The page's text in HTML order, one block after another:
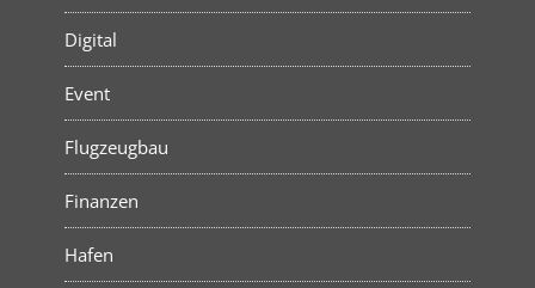
Digital
Event
Flugzeugbau
Finanzen
Hafen